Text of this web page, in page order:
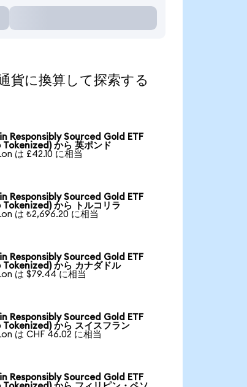
換算して探索する
Responsibly Sourced Gold ETF
から 英ポンド
は £42.10 に相当
Responsibly Sourced Gold ETF
から トルコリラ
は ₺2,696.20 に相当
Responsibly Sourced Gold ETF
から カナダドル
は $79.44 に相当
Responsibly Sourced Gold ETF
Tokenized) から スイスフラン
は CHF 46.02 に相当
Responsibly Sourced Gold ETF